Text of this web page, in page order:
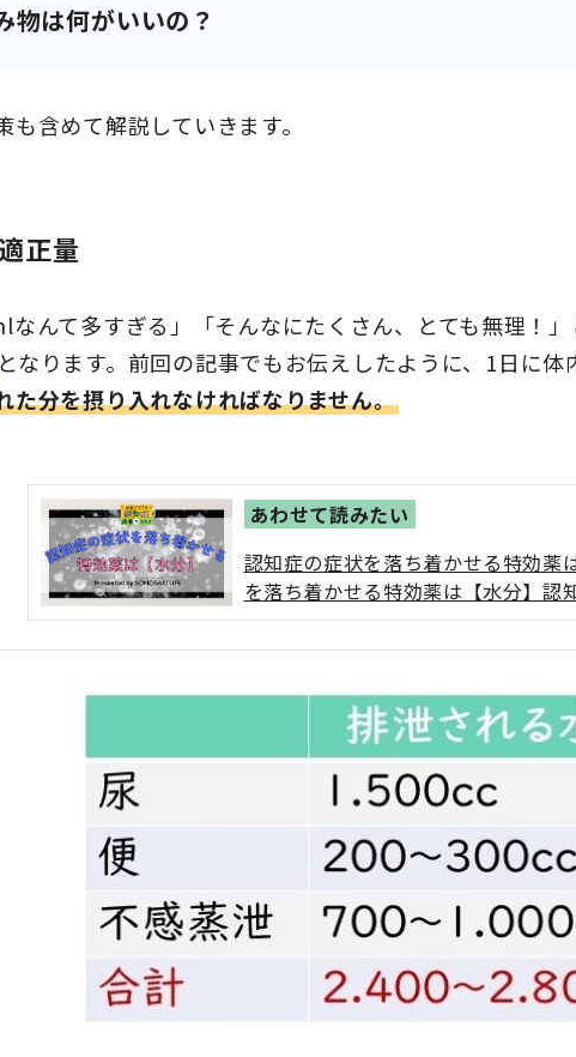
物は何がいいの？
も含めて解説していきます。
正量
なんて多すぎる」「そんなにたくさん、とても無理！」
となります。前回の記事でもお伝えしたように、1日に
た分を摂り入れなければなりません。
認知症の症状を落ち着かせる特効薬
を落ち着かせる特効薬は【水分】認
その特効薬は「水」だったのです。
影響し、認知症であれば落ち着かな
す。